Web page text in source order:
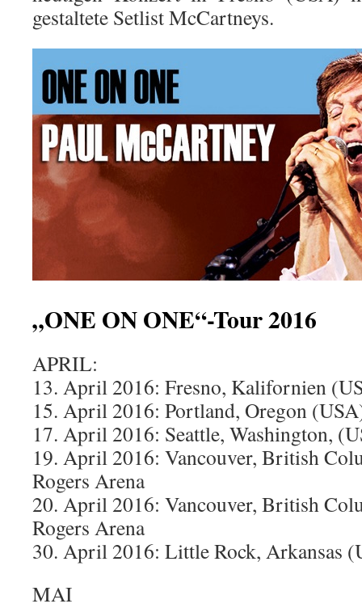
gestaltete Setlist McCartneys.
„ONE ON ONE“-Tour 2016
APRIL:
13. April 2016: Fresno, Kalifornien
15. April 2016: Portland, Oregon
17. April 2016: Seattle, Washington,
19. April 2016: Vancouver, British
Rogers Arena
20. April 2016: Vancouver, British
Rogers Arena
30. April 2016: Little Rock, Arkansas
MAI